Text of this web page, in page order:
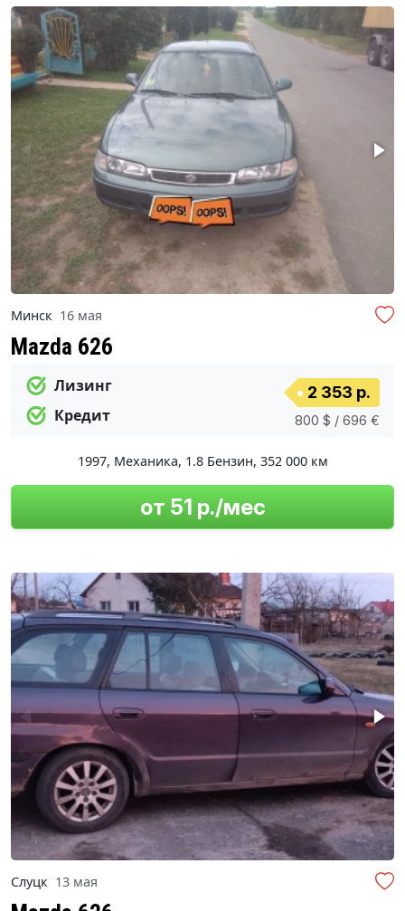
Минск 16 мая
Mazda 626
Лизинг
Кредит
2 353 р.
800 $ / 696 €
1997, Механика, 1.8 Бензин, 352 000 км
от 51 р./мес
Слуцк 13 мая